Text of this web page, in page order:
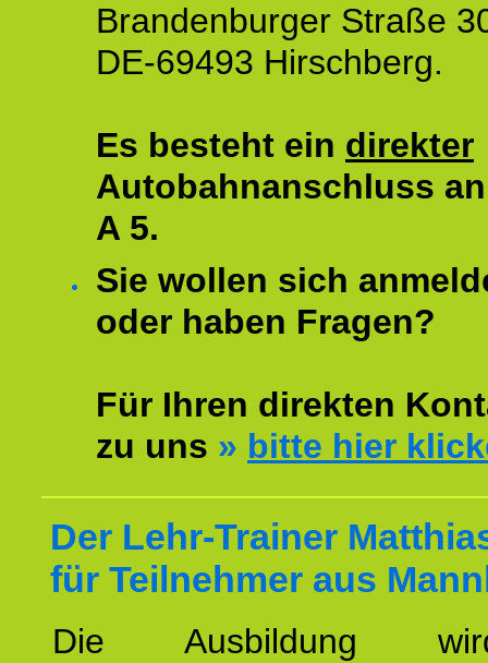
Brandenburger Straße
DE-69493 Hirschberg.
Es besteht ein direkter
Autobahnanschluss
A 5.
Sie wollen sich
oder haben Fragen?
Für Ihren direkten
zu uns » bitte hier
Der Lehr-Trainer
für Teilnehmer aus
Die Ausbildung